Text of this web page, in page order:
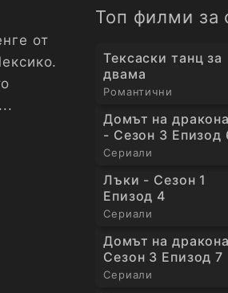
Топ филми за
Тексаски танц за
двама
Романтични
Домът на дракона
- Сезон 3 Епизод
Сериали
Лъки - Сезон 1
Епизод 4
Сериали
Домът на
Сезон 3 Епизод 7
Сериали
от